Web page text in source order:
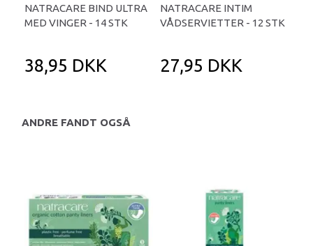
NATRACARE BIND ULTRA
MED VINGER - 14 STK
38,95 DKK
NATRACARE INTIM
VÅDSERVIETTER - 12 STK
27,95 DKK
ANDRE FANDT OGSÅ